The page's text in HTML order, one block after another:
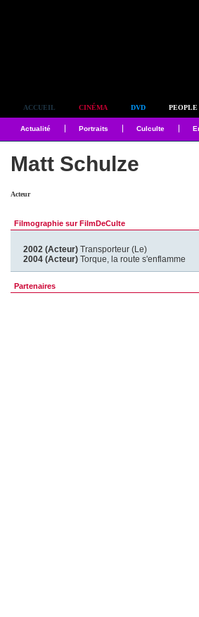
ACCUEIL CINÉMA DVD PEOPLE
Actualité Portraits Culculte
Matt Schulze
Acteur
Filmographie sur FilmDeCulte
2002 (Acteur) Transporteur (Le)
2004 (Acteur) Torque, la route s'enflamme
Partenaires